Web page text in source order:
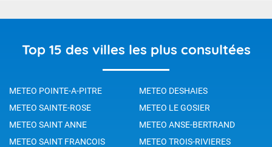
Top 15 des villes les plus consultées
METEO POINTE-A-PITRE
METEO DESHAIES
METEO SAINTE-ROSE
METEO LE GOSIER
METEO SAINT ANNE
METEO ANSE-BERTRAND
METEO SAINT FRANCOIS
METEO TROIS-RIVIERES